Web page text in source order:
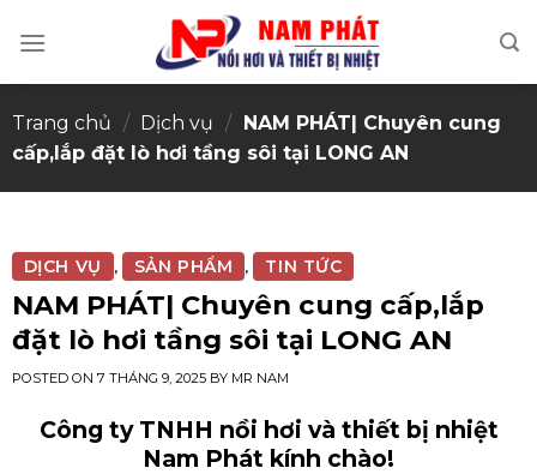
Trang chủ / Dịch vụ / NAM PHÁT| Chuyên cung
cấp,lắp đặt lò hơi tầng sôi tại LONG AN
DỊCH VỤ , SẢN PHẨM , TIN TỨC
NAM PHÁT| Chuyên cung cấp,lắp
đặt lò hơi tầng sôi tại LONG AN
POSTED ON 7 THÁNG 9, 2025BY MR NAM
Công ty TNHH nồi hơi và thiết bị nhiệt
Nam Phát kính chào!